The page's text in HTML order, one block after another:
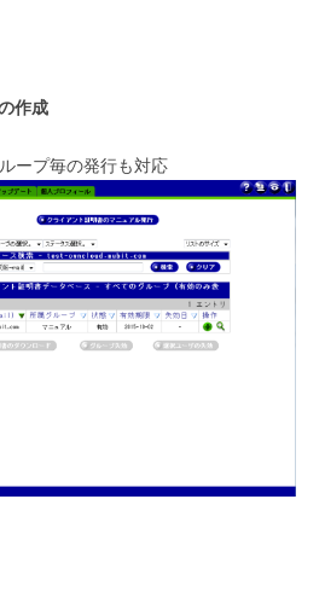
作成
ープ毎の発行も対応